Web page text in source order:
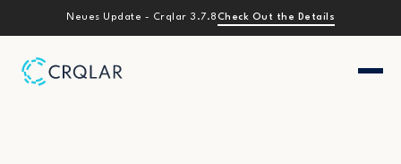
Neues Update - Crqlar 3.7.8Check Out the Details